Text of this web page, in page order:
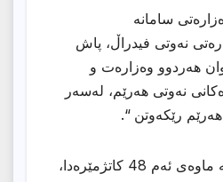
سامانە
نەوتی فیدراڵ، پاش
هەردوو وەزارەت و
نەوتی هەرێم، لەسەر
رێکەوتن “.
ئەوەشیخستەڕوو،” لە ماوەی ئەم 48 کاتژمێرەدا،